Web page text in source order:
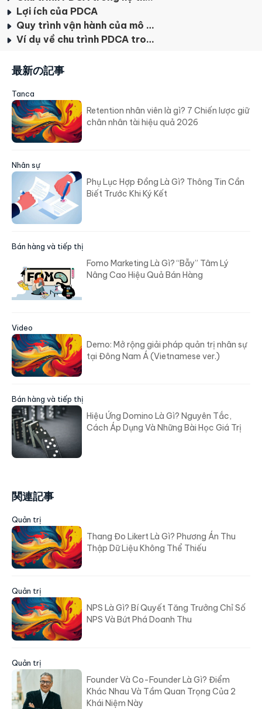
Lợi ích của PDCA
Quy trình vận hành của mô hình PDCA
Ví dụ về chu trình PDCA trong cuộc sống
最新の記事
Tanca
Retention nhân viên là gì? 7 Chiến lược giữ
chân nhân tài hiệu quả 2026
Nhân sự
Phụ Lục Hợp Đồng Là Gì? Thông Tin Cần
Biết Trước Khi Ký Kết
Bán hàng và tiếp thị
Fomo Marketing Là Gì? “Bẫy” Tâm Lý
Nâng Cao Hiệu Quả Bán Hàng
Video
Demo: Mở rộng giải pháp quản trị nhân sự
tại Đông Nam Á (Vietnamese ver.)
Bán hàng và tiếp thị
Hiệu Ứng Domino Là Gì? Nguyên Tắc,
Cách Áp Dụng Và Những Bài Học Giá Trị
関連記事
Quản trị
Thang Đo Likert Là Gì? Phương Án Thu
Thập Dữ Liệu Không Thể Thiếu
Quản trị
NPS Là Gì? Bí Quyết Tăng Trưởng Chỉ Số
NPS Và Bứt Phá Doanh Thu
Quản trị
Founder Và Co-Founder Là Gì? Điểm
Khác Nhau Và Tầm Quan Trọng Của 2
Khái Niệm Này